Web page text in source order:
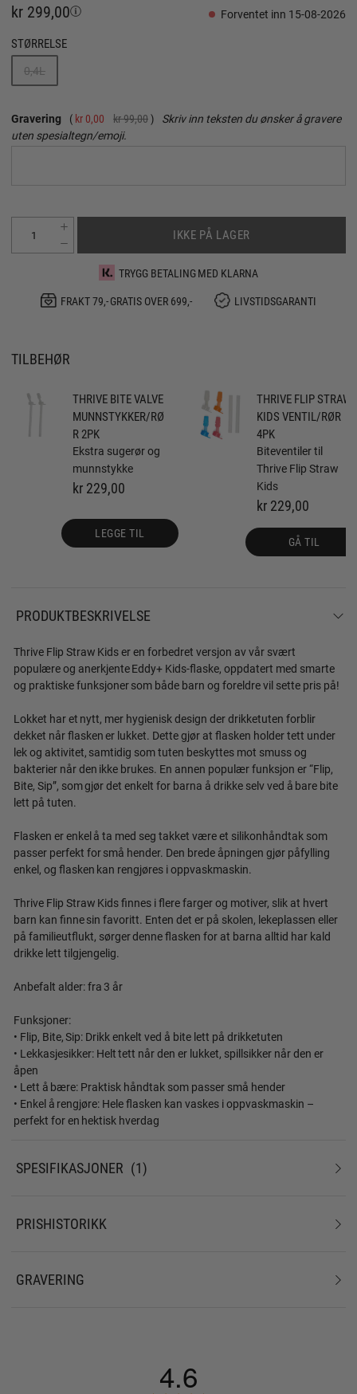
kr 299,00 Forventet inn 15-08-2026
STØRRELSE
0,4L
Gravering kr 0,00 kr 99,00
Skriv inn teksten du ønsker å gravere
uten spesialtegn/emoji.
IKKE PÅ LAGER
TRYGG BETALING MED KLARNA
FRAKT 79,- GRATIS OVER 699,-
LIVSTIDSGARANTI
TILBEHØR
THRIVE BITE VALVE
MUNNSTYKKER/RØ
R 2PK
Ekstra sugerør og
munnstykke
kr 229,00
LEGGE TIL
THRIVE FLIP STRAW
KIDS VENTIL/RØR
4PK
Biteventiler til
Thrive Flip Straw
Kids
kr 229,00
GÅ TIL
PRODUKTBESKRIVELSE
Thrive Flip Straw Kids er en forbedret versjon av vår svært
populære og anerkjente Eddy+ Kids-flaske, oppdatert med smarte
og praktiske funksjoner som både barn og foreldre vil sette pris på!
Lokket har et nytt, mer hygienisk design der drikketuten forblir
dekket når flasken er lukket. Dette gjør at flasken holder tett under
lek og aktivitet, samtidig som tuten beskyttes mot smuss og
bakterier når den ikke brukes. En annen populær funksjon er “Flip,
Bite, Sip”, som gjør det enkelt for barna å drikke selv ved å bare bite
lett på tuten.
Flasken er enkel å ta med seg takket være et silikonhåndtak som
passer perfekt for små hender. Den brede åpningen gjør påfylling
enkel, og flasken kan rengjøres i oppvaskmaskin.
Thrive Flip Straw Kids finnes i flere farger og motiver, slik at hvert
barn kan finne sin favoritt. Enten det er på skolen, lekeplassen eller
på familieutflukt, sørger denne flasken for at barna alltid har kald
drikke lett tilgjengelig.
Anbefalt alder: fra 3 år
Funksjoner:
• Flip, Bite, Sip: Drikk enkelt ved å bite lett på drikketuten
• Lekkasjesikker: Helt tett når den er lukket, spillsikker når den er
åpen
• Lett å bære: Praktisk håndtak som passer små hender
• Enkel å rengjøre: Hele flasken kan vaskes i oppvaskmaskin –
perfekt for en hektisk hverdag
SPESIFIKASJONER 1
PRISHISTORIKK
GRAVERING
4.6